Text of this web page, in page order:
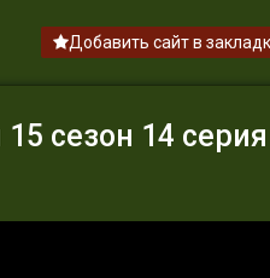
Добавить сайт в
сезон 14